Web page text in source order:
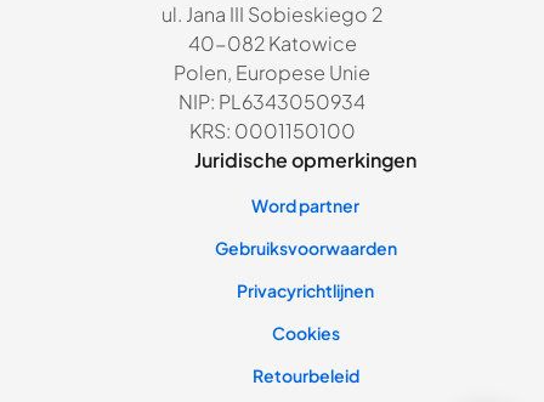
ul. Jana III Sobieskiego 2
40-082 Katowice
Polen, Europese Unie
NIP: PL6343050934
KRS: 0001150100
Juridische opmerkingen
Word partner
Gebruiksvoorwaarden
Privacyrichtlijnen
Cookies
Retourbeleid